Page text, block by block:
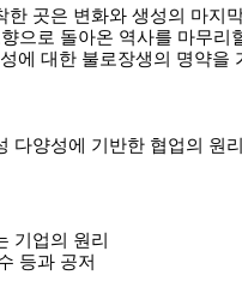
곳은 변화와 생성의 마지
으로 돌아온 역사를 마무리
에 대한 불로장생의 명약을
다양성에 기반한 협업의 원리
기업의 원리
등과 공저